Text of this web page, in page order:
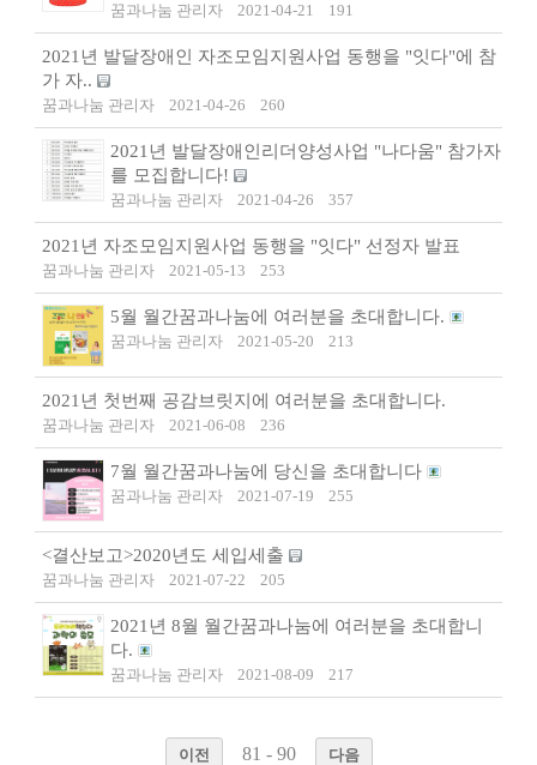
꿈과나눔 관리자 2021-04-21 191
2021년 발달장애인 자조모임지원사업 동행을 "잇다"에 참
가 자..
꿈과나눔 관리자 2021-04-26 260
2021년 발달장애인리더양성사업 "나다움" 참가자
를 모집합니다!
꿈과나눔 관리자 2021-04-26 357
2021년 자조모임지원사업 동행을 "잇다" 선정자 발표
꿈과나눔 관리자 2021-05-13 253
5월 월간꿈과나눔에 여러분을 초대합니다.
꿈과나눔 관리자 2021-05-20 213
2021년 첫번째 공감브릿지에 여러분을 초대합니다.
꿈과나눔 관리자 2021-06-08 236
7월 월간꿈과나눔에 당신을 초대합니다
꿈과나눔 관리자 2021-07-19 255
<결산보고>2020년도 세입세출
꿈과나눔 관리자 2021-07-22 205
2021년 8월 월간꿈과나눔에 여러분을 초대합니
다.
꿈과나눔 관리자 2021-08-09 217
이전 81 - 90 다음